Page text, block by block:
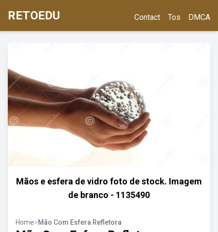
RETOEDU Contact Tos DMCA
Mãos e esfera de vidro foto de stock. Imagem
de branco - 1135490
Home>Mão Com Esfera Refletora